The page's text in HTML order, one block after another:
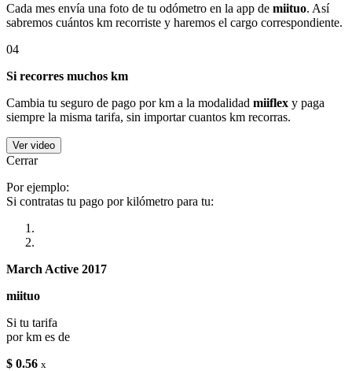
Cada mes envía una foto de tu odómetro en la app de miituo. Así
sabremos cuántos km recorriste y haremos el cargo correspondiente.
04
Si recorres muchos km
Cambia tu seguro de pago por km a la modalidad miiflex y paga
siempre la misma tarifa, sin importar cuantos km recorras.
Ver video
Cerrar
Por ejemplo:
Si contratas tu pago por kilómetro para tu:
March Active 2017
miituo
Si tu tarifa
por km es de
$ 0.56 x